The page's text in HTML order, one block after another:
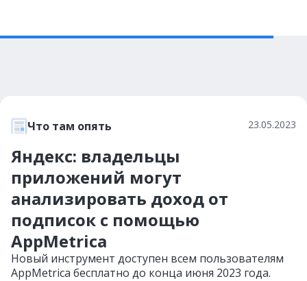
Что там опять 23.05.2023
Яндекс: владельцы
приложений могут
анализировать доход от
подписок с помощью
AppMetrica
Новый инструмент доступен всем пользователям
AppMetrica бесплатно до конца июня 2023 года.